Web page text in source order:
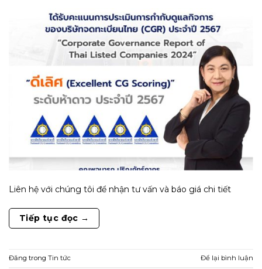
Liên hệ với chúng tôi để nhận tư vấn và báo giá chi tiết
Tiếp tục đọc →
Đăng trong Tin tức Để lại bình luận